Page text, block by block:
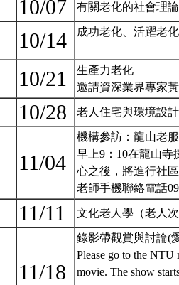
10/07 有關老化的社會理
10/14 成功老化、活躍老化
10/21
生產力老化
邀請資深業界專家
10/28 老人住宅與環境設
11/04
機構參訪：龍山老
早上9：10在龍山寺
心之後，將進行社
老師手機聯絡電話
11/11 文化老人學（老人
11/18
錄影帶觀賞與討論(
Please go to the
movie. The show